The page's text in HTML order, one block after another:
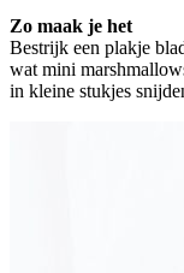
Zo maak je het
Bestrijk een plakje
wat mini
in kleine stukjes